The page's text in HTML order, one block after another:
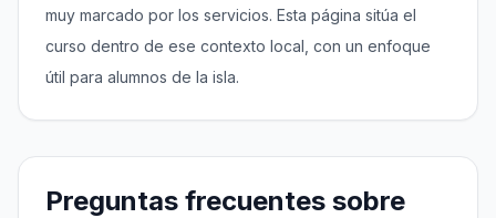
muy marcado por los servicios. Esta página sitúa el
curso dentro de ese contexto local, con un enfoque
útil para alumnos de la isla.
Preguntas frecuentes sobre